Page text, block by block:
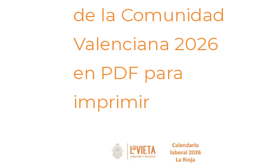
de la Comunidad
Valenciana 2026
en PDF para
imprimir​